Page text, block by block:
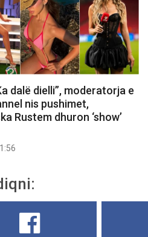
dalë dielli”, moderatorja e
nis pushimet,
Rustem dhuron ‘show’